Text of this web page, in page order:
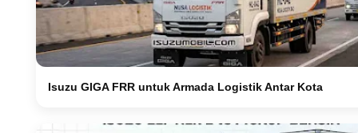
Isuzu GIGA FRR untuk Armada Logistik Antar Kota